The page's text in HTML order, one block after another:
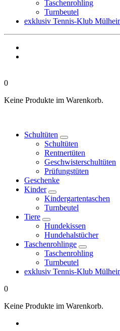
Taschenrohling
Turnbeutel
exklusiv Tennis-Klub
0
Keine Produkte im Warenkorb.
Schultüten
Schultüten
Rentnertüten
Geschwisterschultüten
Prüfungstüten
Geschenke
Kinder
Kindergartentaschen
Turnbeutel
Tiere
Hundekissen
Hundehalstücher
Taschenrohlinge
Taschenrohling
Turnbeutel
exklusiv Tennis-Klub
0
Keine Produkte im Warenkorb.